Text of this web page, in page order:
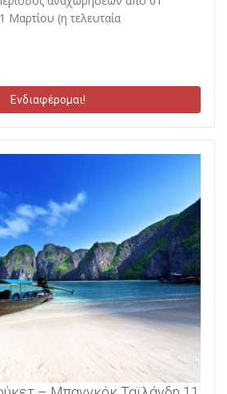
Μαρτίου (η τελευταία
Ενδιαφέρομαι!